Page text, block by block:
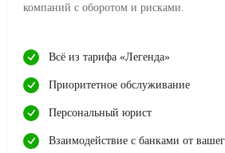
компаний с оборотом и рисками.
Всё из тарифа «Легенда»
Приоритетное обслуживание
Персональный юрист
Взаимодействие с банками от